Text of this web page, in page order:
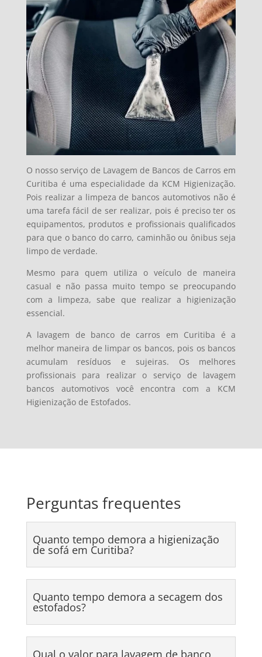
O nosso serviço de Lavagem de Bancos de Carros em
Curitiba é uma especialidade da KCM Higienização.
Pois realizar a limpeza de bancos automotivos não é
uma tarefa fácil de ser realizar, pois é preciso ter os
equipamentos, produtos e profissionais qualificados
para que o banco do carro, caminhão ou ônibus seja
limpo de verdade.
Mesmo para quem utiliza o veículo de maneira
casual e não passa muito tempo se preocupando
com a limpeza, sabe que realizar a higienização
essencial.
A lavagem de banco de carros em Curitiba é a
melhor maneira de limpar os bancos, pois os bancos
acumulam resíduos e sujeiras. Os melhores
profissionais para realizar o serviço de lavagem
bancos automotivos você encontra com a KCM
Higienização de Estofados.
Perguntas frequentes
Quanto tempo demora a higienização
de sofá em Curitiba?
Quanto tempo demora a secagem dos
estofados?
Qual o valor para lavagem de banco